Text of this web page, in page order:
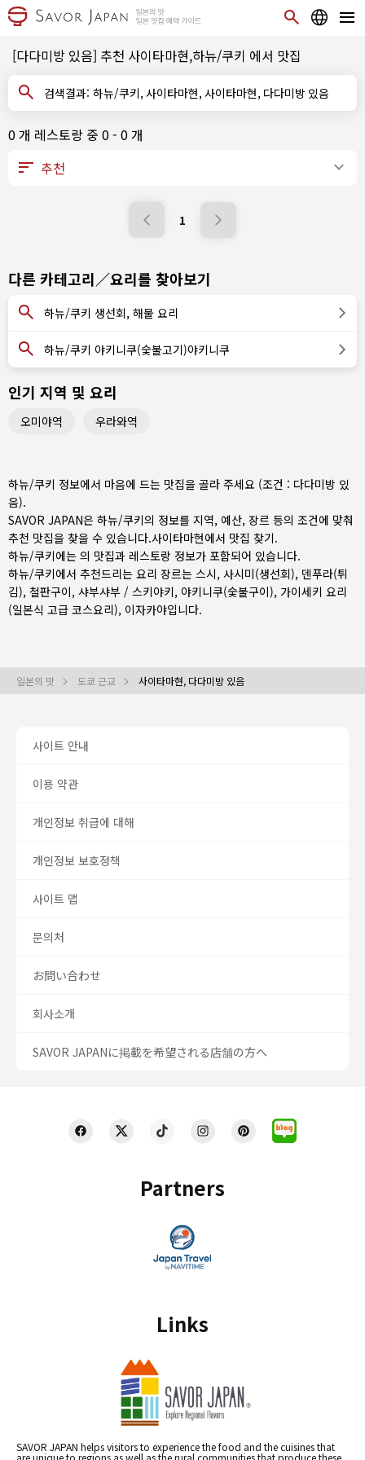
[다다미방 있음] 추천 사이타마현,하뉴/쿠키 에서 맛집
검색결과: 하뉴/쿠키, 사이타마현, 사이타마현, 다다미방 있음
0 개 레스토랑 중 0 - 0 개
1
다른 카테고리／요리를 찾아보기
하뉴/쿠키 생선회, 해물 요리
하뉴/쿠키 야키니쿠(숯불고기)야키니쿠
인기 지역 및 요리
오미야역 우라와역
하뉴/쿠키 정보에서 마음에 드는 맛집을 골라 주세요 (조건 : 다다미방 있
음).
SAVOR JAPAN은 하뉴/쿠키의 정보를 지역, 예산, 장르 등의 조건에 맞춰
추천 맛집을 찾을 수 있습니다.사이타마현에서 맛집 찾기.
하뉴/쿠키에는 의 맛집과 레스토랑 정보가 포함되어 있습니다.
하뉴/쿠키에서 추천드리는 요리 장르는 스시, 사시미(생선회), 덴푸라(튀
김), 철판구이, 샤부샤부 / 스키야키, 야키니쿠(숯불구이), 가이세키 요리
(일본식 고급 코스요리), 이자카야입니다.
일본의 맛 도쿄 근교 사이타마현, 다다미방 있음
Partners
Links
SAVOR JAPAN helps visitors to experience the food and the cuisines that
are unique to regions as well as the rural communities that produce these
사이트 안내
이용 약관
개인정보 취급에 대해
개인정보 보호정책
사이트 맵
문의처
お問い合わせ
회사소개
SAVOR JAPANに掲載を希望される店舗の方へ